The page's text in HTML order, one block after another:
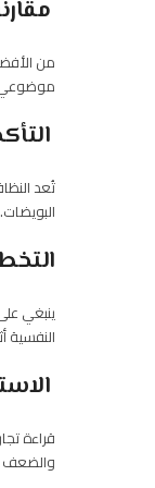
من
موضوعي
تُعد
ينبغي
النفسية
قراءة
والضعف